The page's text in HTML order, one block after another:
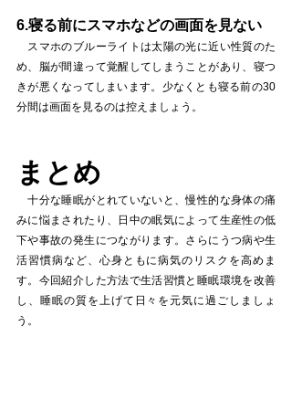
6.寝る前にスマホなどの画面を見ない
スマホのブルーライトは太陽の光に近い性質のた
め、脳が間違って覚醒してしまうことがあり、寝つ
きが悪くなってしまいます。少なくとも寝る前の30
分間は画面を見るのは控えましょう。
まとめ
十分な睡眠がとれていないと、慢性的な身体の痛
みに悩まされたり、日中の眠気によって生産性の低
下や事故の発生につながります。さらにうつ病や生
活習慣病など、心身ともに病気のリスクを高めま
す。今回紹介した方法で生活習慣と睡眠環境を改善
し、睡眠の質を上げて日々を元気に過ごしましょ
う。